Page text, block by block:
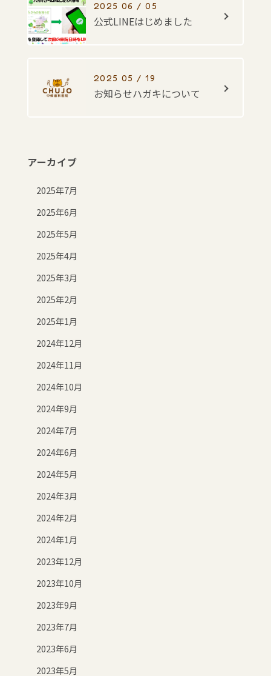
2025 06 / 05
公式LINEはじめました
2025 05 / 19
お知らせハガキについて
アーカイブ
2025年7月
2025年6月
2025年5月
2025年4月
2025年3月
2025年2月
2025年1月
2024年12月
2024年11月
2024年10月
2024年9月
2024年7月
2024年6月
2024年5月
2024年3月
2024年2月
2024年1月
2023年12月
2023年10月
2023年9月
2023年7月
2023年6月
2023年5月